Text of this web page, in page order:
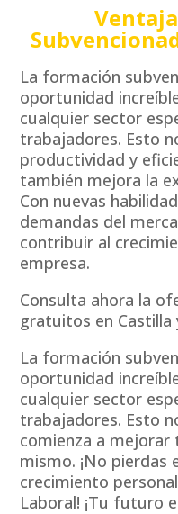
La formación
oportunidad
cualquier sector
trabajadores. Esto
productividad y
también mejora la
Con nuevas
demandas del
contribuir al
empresa.
Consulta ahora la
gratuitos en Castilla
La formación
oportunidad
cualquier sector
trabajadores. Esto
comienza a
mismo. ¡No
crecimiento
Laboral! ¡Tu futuro